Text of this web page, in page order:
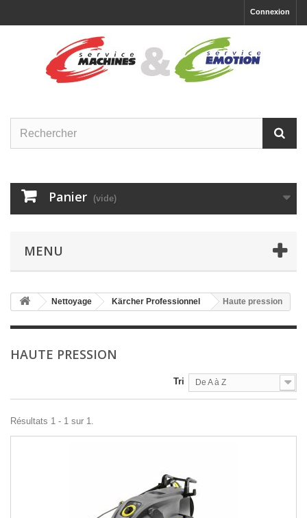
Connexion
Panier (vide)
MENU
Nettoyage Kärcher Professionnel Haute pression
HAUTE PRESSION
Tri De A à Z
Résultats 1 - 1 sur 1.